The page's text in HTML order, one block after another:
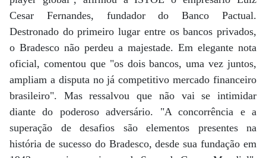
Cesar Fernandes, fundador do Banco Pactual.
Destronado do primeiro lugar entre os bancos privados,
o Bradesco não perdeu a majestade. Em elegante nota
oficial, comentou que "os dois bancos, uma vez juntos,
ampliam a disputa no já competitivo mercado financeiro
brasileiro". Mas ressalvou que não vai se intimidar
diante do poderoso adversário. "A concorrência e a
superação de desafios são elementos presentes na
história de sucesso do Bradesco, desde sua fundação em